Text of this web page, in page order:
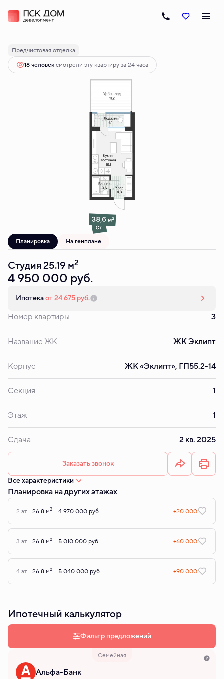
Студия25.19 м2
4 950 000 руб.
Ипотекаот 24 675 руб.
Предчистовая отделка
18 человексмотрели эту квартиру за 24 часа
Планировка На генплане
Студия 25.19 м2
4 950 000 руб.
Ипотекаот 24 675 руб.
Номер квартиры 3
Название ЖК ЖК Эклипт
Корпус ЖК «Эклипт», ГП55.2-14
Секция 1
Этаж 1
Сдача 2 кв. 2025
Заказать звонок
Все характеристики
Планировка на других этажах
2 эт. 26.8 м2 4 970 000 руб. +20 000
3 эт. 26.8 м2 5 010 000 руб. +60 000
4 эт. 26.8 м2 5 040 000 руб. +90 000
Ипотечный калькулятор
Фильтр предложений
Семейная
Альфа-Банк